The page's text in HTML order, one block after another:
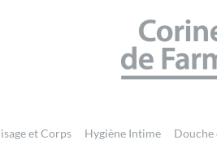
CORINE DE FARME
et Corps Hygiène Intime Douche